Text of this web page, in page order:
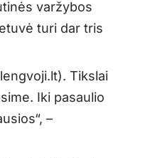
varžybos
turi dar tris
Tikslai
Iki pasaulio
–